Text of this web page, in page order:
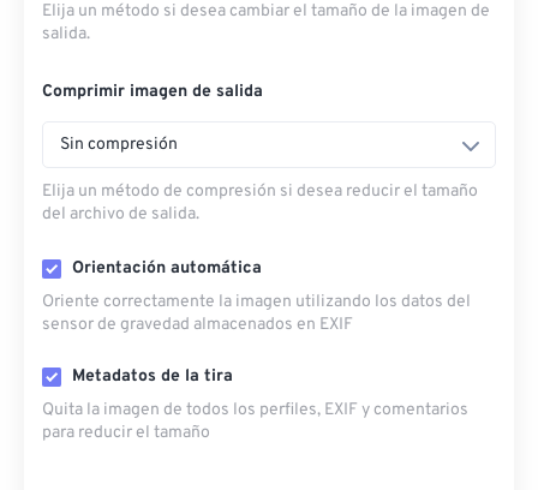
Elija un método si desea cambiar el tamaño de la imagen de
salida.
Comprimir imagen de salida
Sin compresión
Elija un método de compresión si desea reducir el tamaño
del archivo de salida.
Orientación automática
Oriente correctamente la imagen utilizando los datos del
sensor de gravedad almacenados en EXIF
Metadatos de la tira
Quita la imagen de todos los perfiles, EXIF ​​y comentarios
para reducir el tamaño